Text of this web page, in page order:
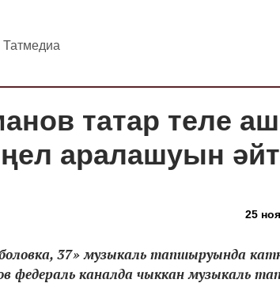
Татмедиа
татар теле
аралашуын
25
37» музыкаль тапшыруында
каналда чыккан музыкаль